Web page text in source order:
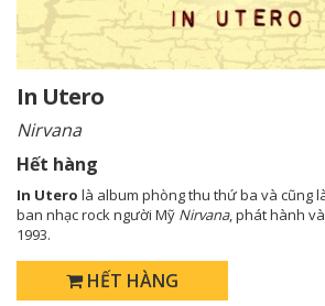
In Utero
Nirvana
Hết hàng
In Utero là album phòng thu thứ ba và cũng
ban nhạc rock người Mỹ Nirvana, phát hành
1993.
HẾT HÀNG